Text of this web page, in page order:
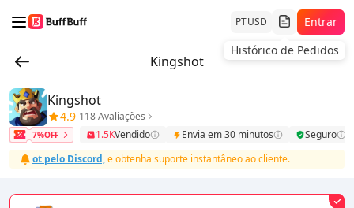
PTUSD Entrar
Kingshot
Kingshot
4.9 118 Avaliações
7%OFF 1.5KVendido Envia em 30 minutos
Seguro
pelo Discord,e obtenha suporte instantâneo ao cliente.